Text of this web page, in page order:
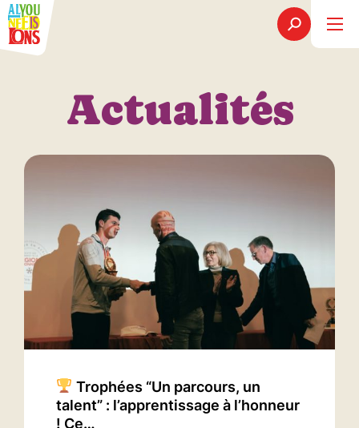
Actualités
Trophées “Un parcours, un
talent” : l’apprentissage à l’honneur
! Ce…